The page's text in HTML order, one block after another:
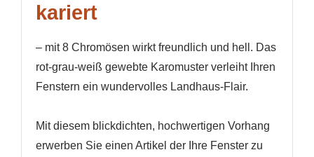
kariert
– mit 8 Chromösen wirkt freundlich und hell. Das
rot-grau-weiß gewebte Karomuster verleiht Ihren
Fenstern ein wundervolles Landhaus-Flair.
Mit diesem blickdichten, hochwertigen Vorhang
erwerben Sie einen Artikel der Ihre Fenster zu